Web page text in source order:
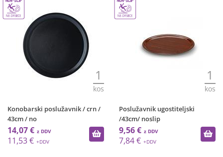
1
kos
Konobarski poslužavnik / crn /
43cm / no
14,07 €
11,53 €
1
kos
Poslužavnik ugostiteljski
/43cm/ noslip
9,56 €
7,84 €